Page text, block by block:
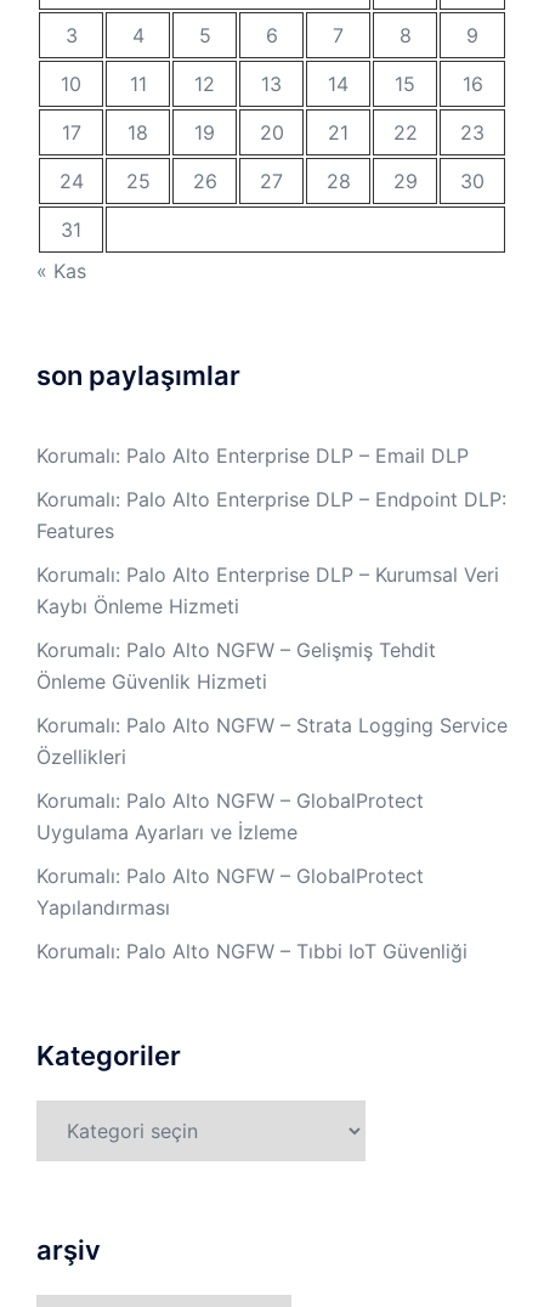
3
4 5 6 7 8
9
10
11 12 13 14 15
16
17
18 19 20 21 22
23
24
25 26 27 28 29
30
31
« Kas
son paylaşımlar
Korumalı: Palo Alto Enterprise DLP – Email DLP
Korumalı: Palo Alto Enterprise DLP – Endpoint DLP:
Features
Korumalı: Palo Alto Enterprise DLP – Kurumsal Veri
Kaybı Önleme Hizmeti
Korumalı: Palo Alto NGFW – Gelişmiş Tehdit
Önleme Güvenlik Hizmeti
Korumalı: Palo Alto NGFW – Strata Logging Service
Özellikleri
Korumalı: Palo Alto NGFW – GlobalProtect
Uygulama Ayarları ve İzleme
Korumalı: Palo Alto NGFW – GlobalProtect
Yapılandırması
Korumalı: Palo Alto NGFW – Tıbbi IoT Güvenliği
Kategoriler
arşiv